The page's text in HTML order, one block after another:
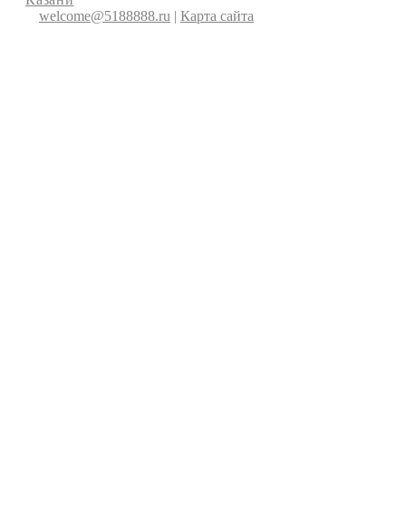
welcome@5188888.ru | Карта сайта